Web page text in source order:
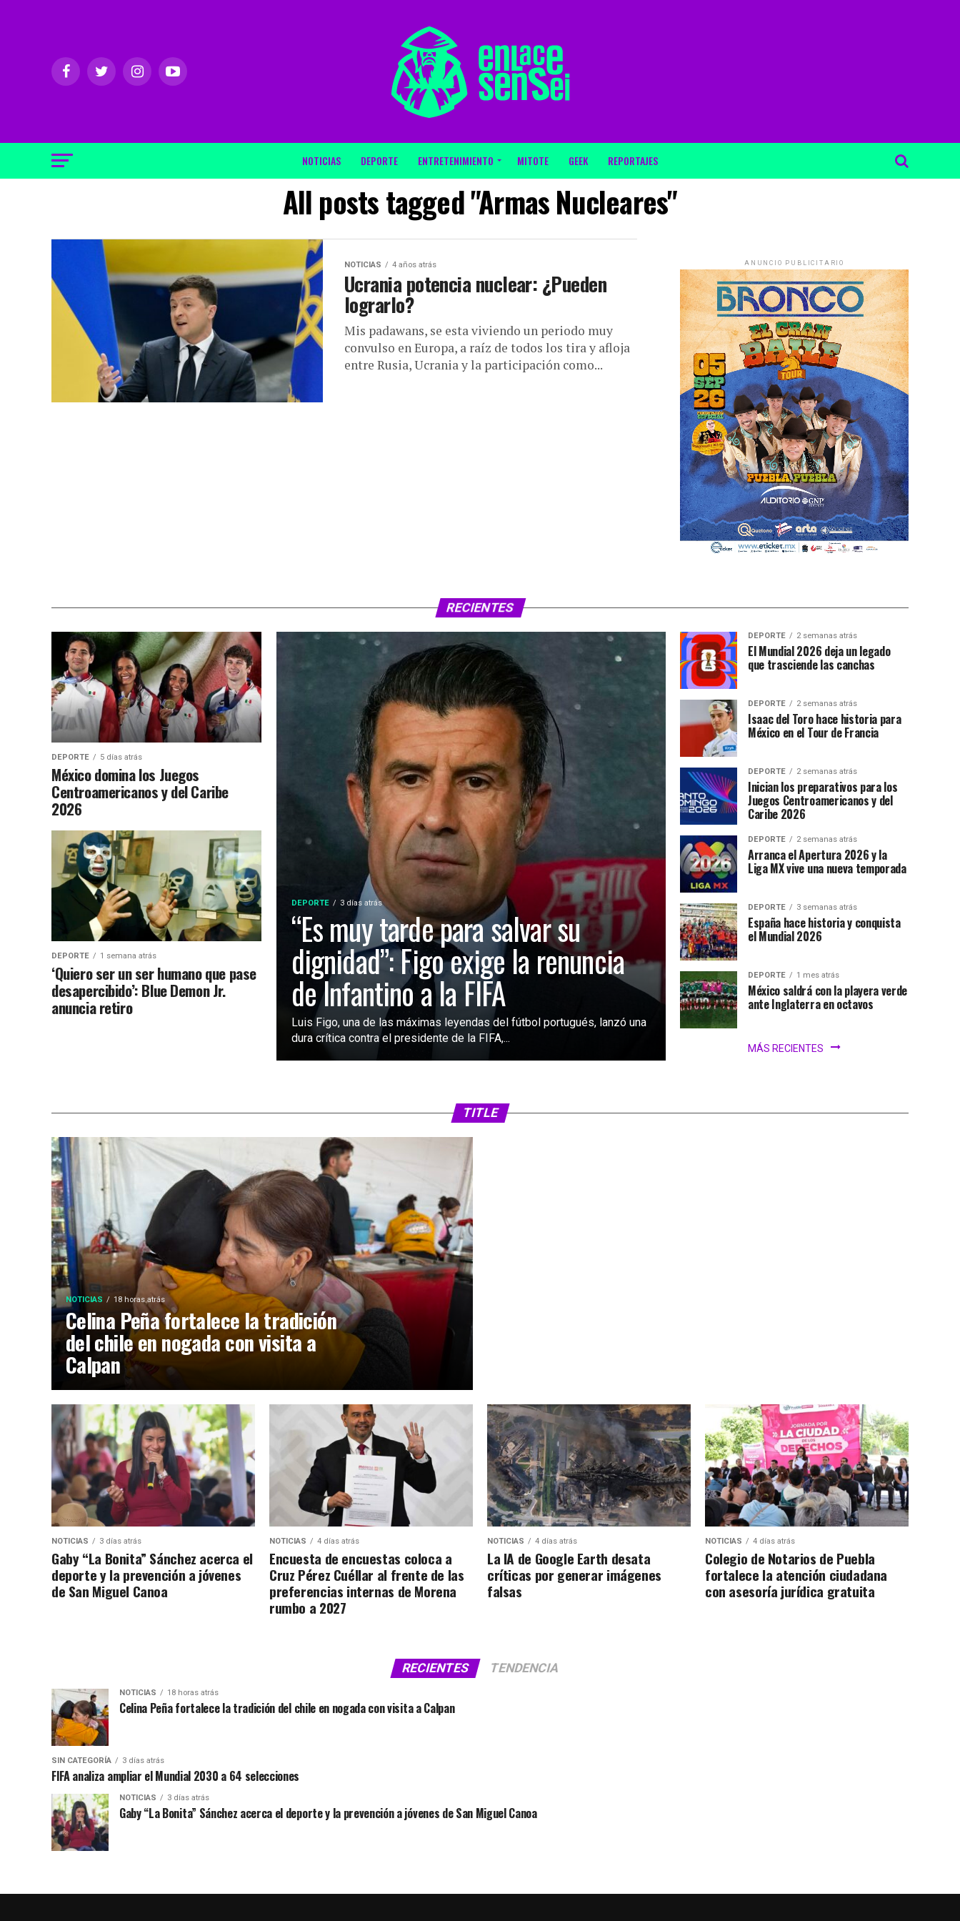
NOTICIAS DEPORTE ENTRETENIMIENTO MITOTE GEEK REPORTAJES
All posts tagged "Armas Nucleares"
NOTICIAS 4 años atrás
Ucrania potencia nuclear: ¿Pueden
lograrlo?
Mis padawans, se esta viviendo un periodo muy
convulso en Europa, a raíz de todos los tira y afloja
entre Rusia, Ucrania y la participación como...
ANUNCIO PUBLICITARIO
RECIENTES
DEPORTE 3 días atrás
“Es muy tarde para salvar su
dignidad”: Figo exige la renuncia
de Infantino a la FIFA
Luis Figo, una de las máximas leyendas del fútbol portugués, lanzó una
dura crítica contra el presidente de la FIFA,...
DEPORTE 5 días atrás
México domina los Juegos
Centroamericanos y del Caribe
2026
DEPORTE 1 semana atrás
‘Quiero ser un ser humano que pase
desapercibido’: Blue Demon Jr.
anuncia retiro
DEPORTE 2 semanas atrás
El Mundial 2026 deja un legado
que trasciende las canchas
DEPORTE 2 semanas atrás
Isaac del Toro hace historia para
México en el Tour de Francia
DEPORTE 2 semanas atrás
Inician los preparativos para los
Juegos Centroamericanos y del
Caribe 2026
DEPORTE 2 semanas atrás
Arranca el Apertura 2026 y la
Liga MX vive una nueva temporada
DEPORTE 3 semanas atrás
España hace historia y conquista
el Mundial 2026
DEPORTE 1 mes atrás
México saldrá con la playera verde
ante Inglaterra en octavos
MÁS RECIENTES
TITLE
NOTICIAS 18 horas atrás
Celina Peña fortalece la tradición
del chile en nogada con visita a
Calpan
2030 a 64 selecciones
NOTICIAS 3 días atrás
Gaby “La Bonita” Sánchez acerca el
deporte y la prevención a jóvenes
de San Miguel Canoa
NOTICIAS 4 días atrás
Encuesta de encuestas coloca a
Cruz Pérez Cuéllar al frente de las
preferencias internas de Morena
rumbo a 2027
NOTICIAS 4 días atrás
La IA de Google Earth desata
críticas por generar imágenes
falsas
NOTICIAS 4 días atrás
Colegio de Notarios de Puebla
fortalece la atención ciudadana
con asesoría jurídica gratuita
RECIENTES TENDENCIA
NOTICIAS 18 horas atrás
Celina Peña fortalece la tradición del chile en nogada con visita a Calpan
SIN CATEGORÍA 3 días atrás
FIFA analiza ampliar el Mundial 2030 a 64 selecciones
NOTICIAS 3 días atrás
Gaby “La Bonita” Sánchez acerca el deporte y la prevención a jóvenes de San Miguel Canoa